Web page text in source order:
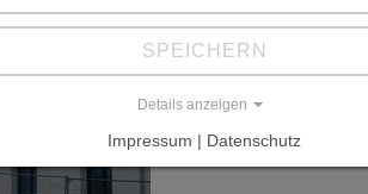
SPEICHERN
Details anzeigen
Impressum | Datenschutz